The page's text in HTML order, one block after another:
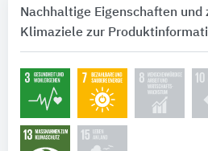
Nachhaltige Eigenschaften und
Klimaziele zur